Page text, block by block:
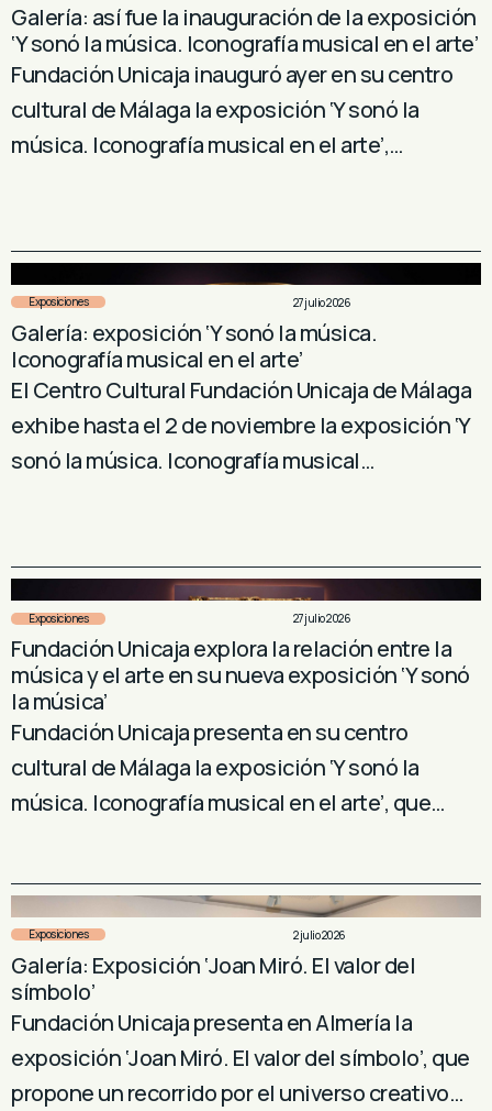
Galería: así fue la inauguración de la exposición
‘Y sonó la música. Iconografía musical en el arte’
Fundación Unicaja inauguró ayer en su centro
cultural de Málaga la exposición ‘Y sonó la
música. Iconografía musical en el arte’,…
Exposiciones 27 julio 2026
Galería: exposición ‘Y sonó la música.
Iconografía musical en el arte’
El Centro Cultural Fundación Unicaja de Málaga
exhibe hasta el 2 de noviembre la exposición ‘Y
sonó la música. Iconografía musical…
Exposiciones 27 julio 2026
Fundación Unicaja explora la relación entre la
música y el arte en su nueva exposición ‘Y sonó
la música’
Fundación Unicaja presenta en su centro
cultural de Málaga la exposición ‘Y sonó la
música. Iconografía musical en el arte’, que…
Exposiciones 2 julio 2026
Galería: Exposición ‘Joan Miró. El valor del
símbolo’
Fundación Unicaja presenta en Almería la
exposición ‘Joan Miró. El valor del símbolo’, que
propone un recorrido por el universo creativo…